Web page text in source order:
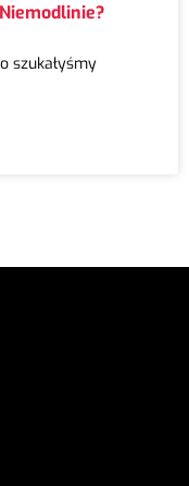
szukałyśmy